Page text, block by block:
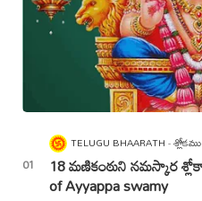
TELUGU BHAARATH శ్లోకము
18 మణికంఠుని నమస్కార
of Ayyappa swamy